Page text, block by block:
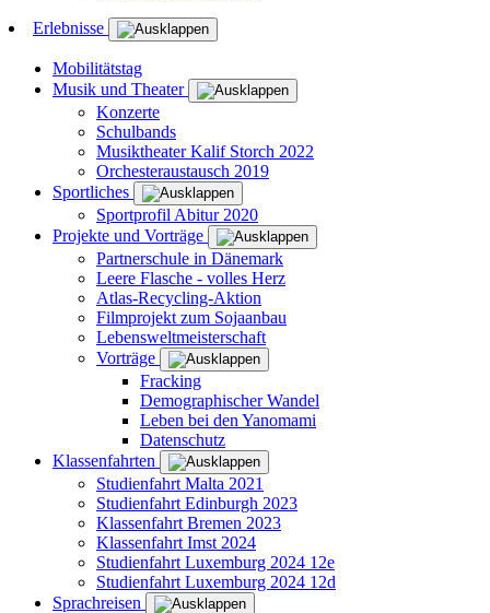
Erlebnisse
Mobilitätstag
Musik und Theater
Konzerte
Schulbands
Musiktheater Kalif Storch 2022
Orchesteraustausch 2019
Sportliches
Sportprofil Abitur 2020
Projekte und Vorträge
Partnerschule in Dänemark
Leere Flasche - volles Herz
Atlas-Recycling-Aktion
Filmprojekt zum Sojaanbau
Lebensweltmeisterschaft
Vorträge
Fracking
Demographischer Wandel
Leben bei den Yanomami
Datenschutz
Klassenfahrten
Studienfahrt Malta 2021
Studienfahrt Edinburgh 2023
Klassenfahrt Bremen 2023
Klassenfahrt Imst 2024
Studienfahrt Luxemburg 2024 12e
Studienfahrt Luxemburg 2024 12d
Sprachreisen